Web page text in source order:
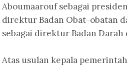
Aboumaarouf sebagai
direktur Badan Obat-obatan
sebagai direktur Badan
Atas usulan kepala